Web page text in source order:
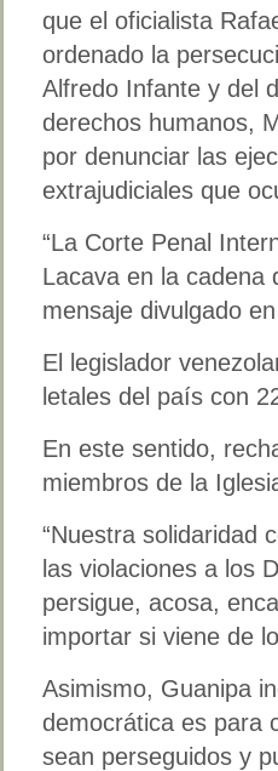
que el oficialista
ordenado la
Alfredo Infante y del
derechos humanos,
por denunciar las
extrajudiciales que
“La Corte Penal
Lacava en la cadena
mensaje divulgado
El legislador
letales del país con
En este sentido,
miembros de la
“Nuestra solidaridad
las violaciones a los
persigue, acosa,
importar si viene de
Asimismo, Guanipa
democrática es para
sean perseguidos y